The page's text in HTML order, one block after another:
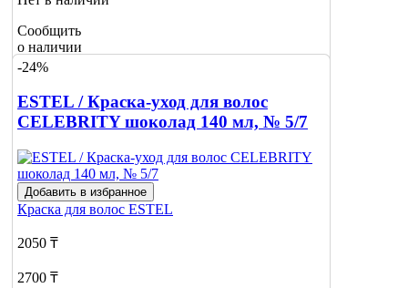
Сообщить
о наличии
-24%
ESTEL / Краска-уход для волос
CELEBRITY шоколад 140 мл, № 5/7
Добавить в избранное
Краска для волос ESTEL
2050 ₸
2700 ₸